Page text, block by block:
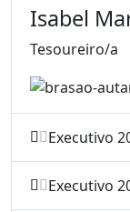
Isabel
Tesoureiro/a